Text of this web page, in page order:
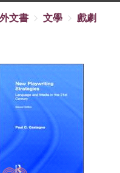
外文書 文學 戲劇